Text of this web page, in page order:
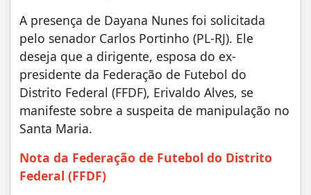
A presença de Dayana Nunes foi solicitada
pelo senador Carlos Portinho (PL-RJ). Ele
deseja que a dirigente, esposa do ex-
presidente da Federação de Futebol do
Distrito Federal (FFDF), Erivaldo Alves, se
manifeste sobre a suspeita de manipulação no
Santa Maria.
Nota da Federação de Futebol do Distrito
Federal (FFDF)